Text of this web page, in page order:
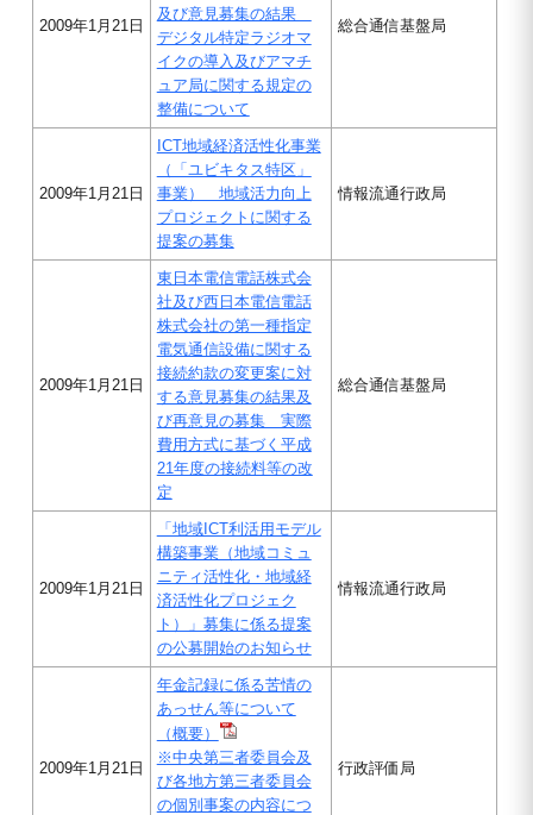
2009年1月21日
及び意見募集の結果
デジタル特定ラジオマ
イクの導入及びアマチ
ュア局に関する規定の
整備について
総合通信基盤局
2009年1月21日
ICT地域経済活性化事業
（「ユビキタス特区」
事業） 地域活力向上
プロジェクトに関する
提案の募集
情報流通行政局
2009年1月21日
東日本電信電話株式会
社及び西日本電信電話
株式会社の第一種指定
電気通信設備に関する
接続約款の変更案に対
する意見募集の結果及
び再意見の募集 実際
費用方式に基づく平成
21年度の接続料等の改
定
総合通信基盤局
2009年1月21日
「地域ICT利活用モデル
構築事業（地域コミュ
ニティ活性化・地域経
済活性化プロジェク
ト）」募集に係る提案
の公募開始のお知らせ
情報流通行政局
2009年1月21日
年金記録に係る苦情の
あっせん等について
（概要）
※中央第三者委員会及
び各地方第三者委員会
の個別事案の内容につ
行政評価局